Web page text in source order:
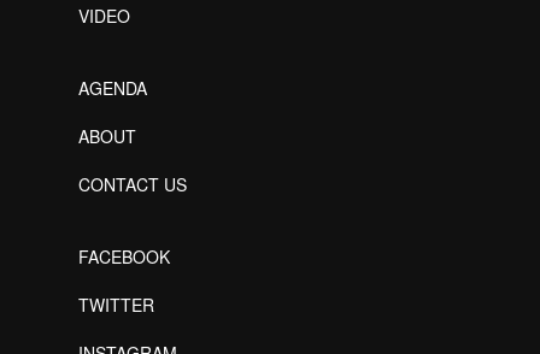
VIDEO
AGENDA
ABOUT
CONTACT US
FACEBOOK
TWITTER